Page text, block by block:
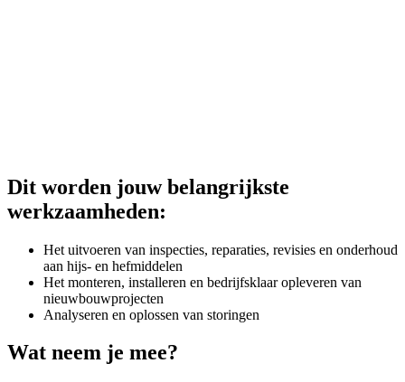
Dit worden jouw belangrijkste
werkzaamheden:
Het uitvoeren van inspecties, reparaties, revisies en onderhoud
aan hijs- en hefmiddelen
Het monteren, installeren en bedrijfsklaar opleveren van
nieuwbouwprojecten
Analyseren en oplossen van storingen
Wat neem je mee?